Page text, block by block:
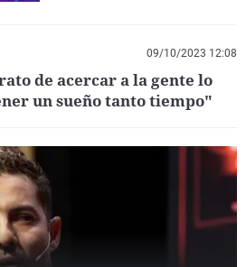
09/10/2023 12:08
de acercar a la gente lo
un sueño tanto tiempo"